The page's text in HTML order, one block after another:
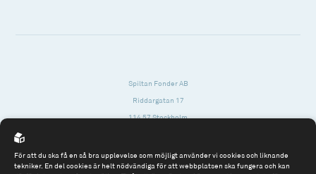
Spiltan Fonder AB
Riddargatan 17
114 57 Stockholm
Tel: 08 - 545 813 40
För att du ska få en så bra upplevelse som möjligt använder vi cookies och liknande
tekniker. En del cookies är helt nödvändiga för att webbplatsen ska fungera och kan